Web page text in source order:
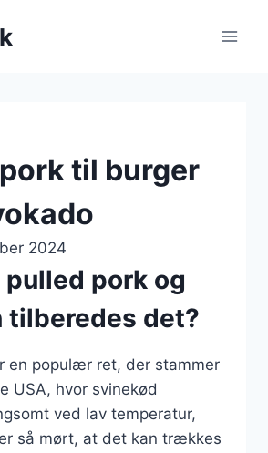
til burger
2024
pulled pork og
tilberedes det?
en populær ret, der stammer
USA, hvor svinekød
ved lav temperatur,
så mørt, at det kan trækkes